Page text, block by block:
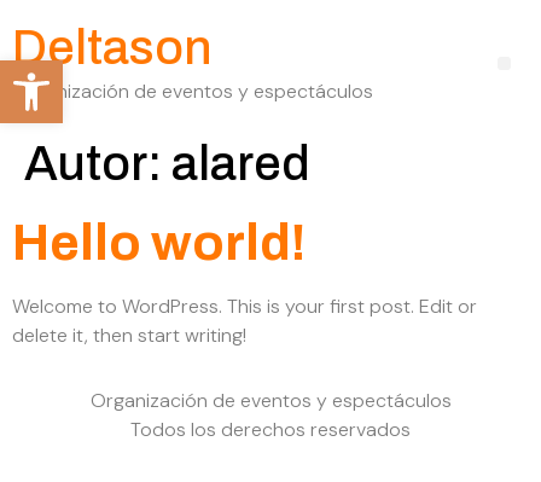
Abrir barra de herramientas
Deltason
Organización de eventos y espectáculos
Autor: alared
Hello world!
Welcome to WordPress. This is your first post. Edit or
delete it, then start writing!
Organización de eventos y espectáculos
Todos los derechos reservados